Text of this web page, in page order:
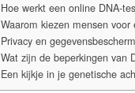
Hoe werkt een online DNA-
Waarom kiezen mensen voor
Privacy en
Wat zijn de beperkingen van
Een kijkje in je genetische